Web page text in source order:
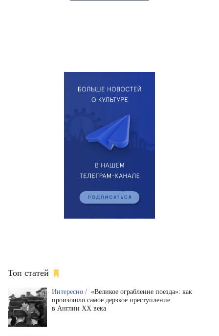
Топ статей
Интересно / «Великое ограбление поезда»: как
произошло самое дерзкое преступление
в Англии XX века